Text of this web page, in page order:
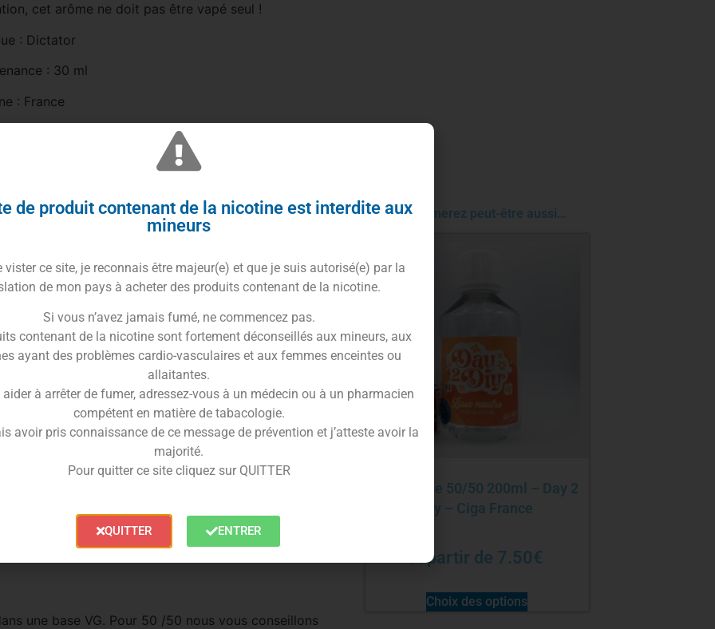
cet arôme ne doit pas être vapé seul !
: Dictator
: 30 ml
: France
: vanille, caramel ,whisky
Shops Reviews
pour vos e-liquides DIY
un e-liquide aromatisé avec leconcentré Dulce
caramel coulant, rehaussé d’une touche de whisky.
marque Dictator est célèbre pour ses arômes
au
Dulce de Dictator
une base VG. Pour 50 /50 nous vous conseillons
Vous aimerez peut-être aussi…
Pack base 50/50 200ml – Day 2
Diy – Ciga France
À partir de 7.50€
Choix des options
de produit contenant de la nicotine est interdite aux
mineurs
vister ce site, je reconnais être majeur(e) et que je suis autorisé(e) par la
de mon pays à acheter des produits contenant de la nicotine.
Si vous n’avez jamais fumé, ne commencez pas.
contenant de la nicotine sont fortement déconseillés aux mineurs, aux
ayant des problèmes cardio-vasculaires et aux femmes enceintes ou
allaitantes.
à arrêter de fumer, adressez-vous à un médecin ou à un pharmacien
compétent en matière de tabacologie.
avoir pris connaissance de ce message de prévention et j’atteste avoir la
majorité.
Pour quitter ce site cliquez sur QUITTER
QUITTER ENTRER